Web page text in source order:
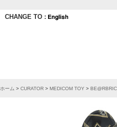
CHANGE TO :
ホーム > CURATOR > MEDICOM TOY >